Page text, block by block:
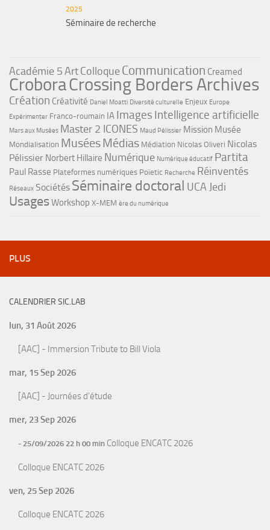
2025
Séminaire de recherche
Académie 5ArtColloqueCommunication Creamed
CroboraCrossing Borders Archives
Création Créativité Daniel Moatti Diversité culturelle Enjeux Europe
Expérimenter Franco-roumain IA Images Intelligence artificielle
Mars aux Musées Master 2 ICONES Maud Pélissier Mission Musée
Mondialisation MuséesMédias Médiation Nicolas Oliveri Nicolas
Pélissier Norbert Hillaire Numérique Numérique éducatif Partita
Paul Rasse Plateformes numériques Poïetic Recherche Réinventés
Réseaux Sociétés Séminaire doctoral UCA Jedi
UsagesWorkshop X-MEM ère du numérique
PLUS
CALENDRIER SIC.LAB
lun, 31 Août 2026
[AAC] - Immersion Tribute to Bill Viola
mar, 15 Sep 2026
[AAC] - Journées d'étude
mer, 23 Sep 2026
- 25/09/2026 22 h 00 min Colloque ENCATC 2026
Colloque ENCATC 2026
ven, 25 Sep 2026
Colloque ENCATC 2026